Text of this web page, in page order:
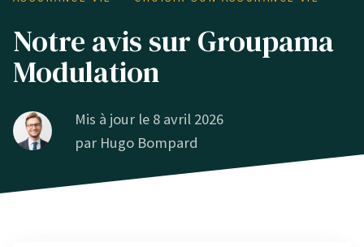
Notre avis sur Groupama
Modulation
Mis à jour le 8 avril 2026
par Hugo Bompard